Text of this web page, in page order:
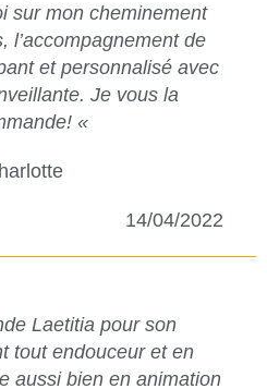
sur mon cheminement
l’accompagnement de
et personnalisé avec
Je vous la
«
14/04/2022
Laetitia pour son
tout endouceur et en
aussi bien en animation